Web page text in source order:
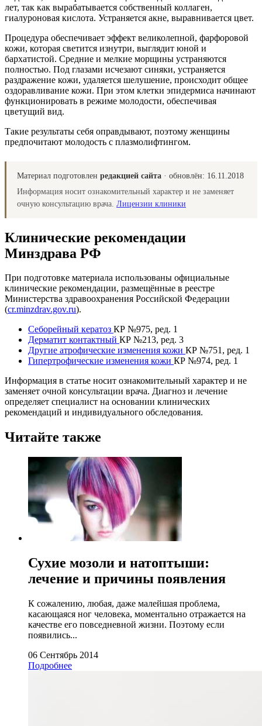
лет, так как вырабатывается собственный коллаген,
гиалуроновая кислота. Устраняется акне, выравнивается цвет.
Процедура обеспечивает эффект великолепной, фарфоровой
кожи, которая светится изнутри, выглядит юной и
бархатистой. Средние и мелкие морщины устраняются
полностью. Под глазами исчезают синяки, устраняется
раздражение кожи, удаляется шелушение, происходит общее
оздоравливание кожи. При этом клетки эпидермиса начинают
функционировать в режиме молодости, обеспечивая
цветущий вид.
Такие результаты себя оправдывают, поэтому женщины
предпочитают молодость с плазмолифтингом.
Материал подготовлен редакцией сайта · обновлён: 16.11.2018
Информация носит ознакомительный характер и не заменяет
очную консультацию врача. Лицензии клиники
Клинические рекомендации
Минздрава РФ
При подготовке материала использованы официальные
клинические рекомендации, размещённые в реестре
Министерства здравоохранения Российской Федерации
(cr.minzdrav.gov.ru).
Себорейный кератоз КР №975, ред. 1
Дерматит контактный КР №213, ред. 3
Другие атрофические изменения кожи КР №751, ред. 1
Гипертрофические изменения кожи КР №974, ред. 1
Информация в статье носит ознакомительный характер и не
заменяет очной консультации врача. Диагноз и лечение
определяет специалист на основании клинических
рекомендаций и индивидуального обследования.
Читайте также
Сухие мозоли и натоптыши:
лечение и причины появления
К сожалению, любая, даже малейшая проблема,
касающаяся ног человека, моментально отражается на
качестве его повседневной жизни. Поэтому если
появились...
06 Сентябрь 2014
Подробнее